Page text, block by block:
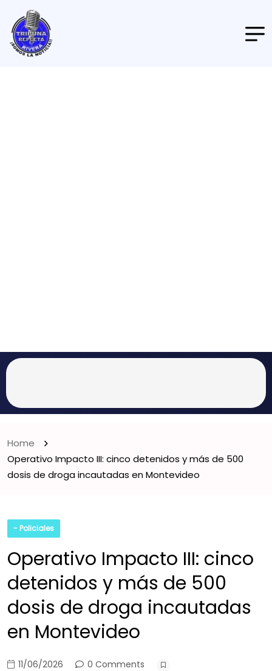
Home
Operativo Impacto III: cinco detenidos y más de 500
dosis de droga incautadas en Montevideo
- Policiales
Operativo Impacto III: cinco
detenidos y más de 500
dosis de droga incautadas
en Montevideo
11/06/2026 0 Comments